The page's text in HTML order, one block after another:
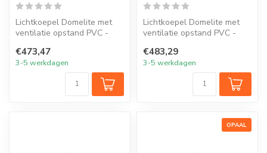
Lichtkoepel Domelite met
ventilatie opstand PVC -
acrylaa...
€473,47
3-5 werkdagen
Lichtkoepel Domelite met
ventilatie opstand PVC -
acryla...
€483,29
3-5 werkdagen
OPAAL